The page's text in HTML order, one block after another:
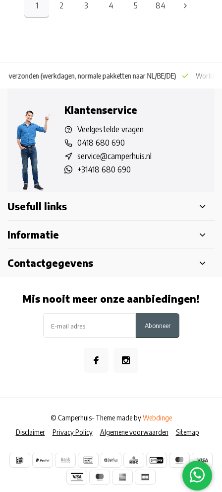
1 2 3 4 5 84
verzonden (werkdagen, normale pakketten naar NL/BE/DE) World
Klantenservice
Veelgestelde vragen
0418 680 690
service@camperhuis.nl
+31418 680 690
Usefull links
Informatie
Contactgegevens
Mis nooit meer onze aanbiedingen!
Abonneer
Disclaimer Privacy Policy Algemene voorwaarden Sitemap
© Camperhuis- Theme made byWebdinge